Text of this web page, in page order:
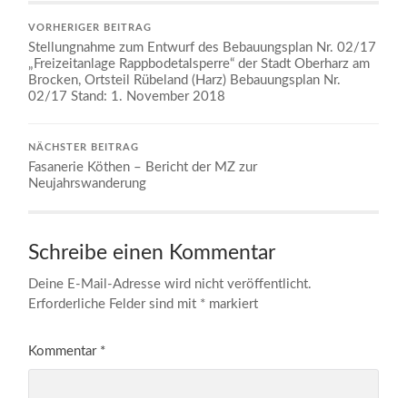
VORHERIGER BEITRAG
Stellungnahme zum Entwurf des Bebauungsplan Nr. 02/17
„Freizeitanlage Rappbodetalsperre“ der Stadt Oberharz am
Brocken, Ortsteil Rübeland (Harz) Bebauungsplan Nr.
02/17 Stand: 1. November 2018
NÄCHSTER BEITRAG
Fasanerie Köthen – Bericht der MZ zur
Neujahrswanderung
Schreibe einen Kommentar
Deine E-Mail-Adresse wird nicht veröffentlicht.
Erforderliche Felder sind mit * markiert
Kommentar *